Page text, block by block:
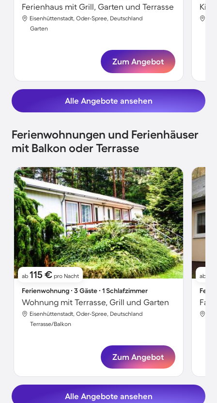
Ferienhaus mit Grill, Garten und Terrasse
Eisenhüttenstadt, Oder-Spree, Deutschland
Garten
Zum Angebot
Alle Angebote ansehen
Ferienwohnungen und Ferienhäuser
mit Balkon oder Terrasse
ab 115 € pro Nacht
Ferienwohnung ∙ 3 Gäste ∙ 1 Schlafzimmer
Wohnung mit Terrasse, Grill und Garten
Eisenhüttenstadt, Oder-Spree, Deutschland
Terrasse/Balkon
Zum Angebot
ab
Alle Angebote ansehen